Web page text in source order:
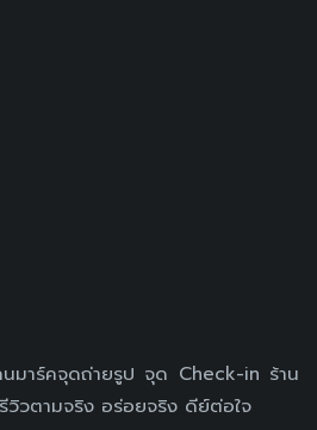
นมาร์คจุดถ่ายรูป จุด Check-in ร้าน
วตามจริง อร่อยจริง ดีย์ต่อใจ